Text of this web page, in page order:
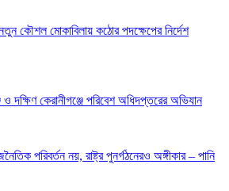
নতুন কৌশল মোকাবিলায় কঠোর পদক্ষেপের নির্দেশ
ও দক্ষিণ কেরানীগঞ্জে পরিবেশ অধিদপ্তরের অভিযান
পরিবর্তন নয়, রাষ্ট্র পুনর্গঠনেরও অঙ্গীকার – পানি